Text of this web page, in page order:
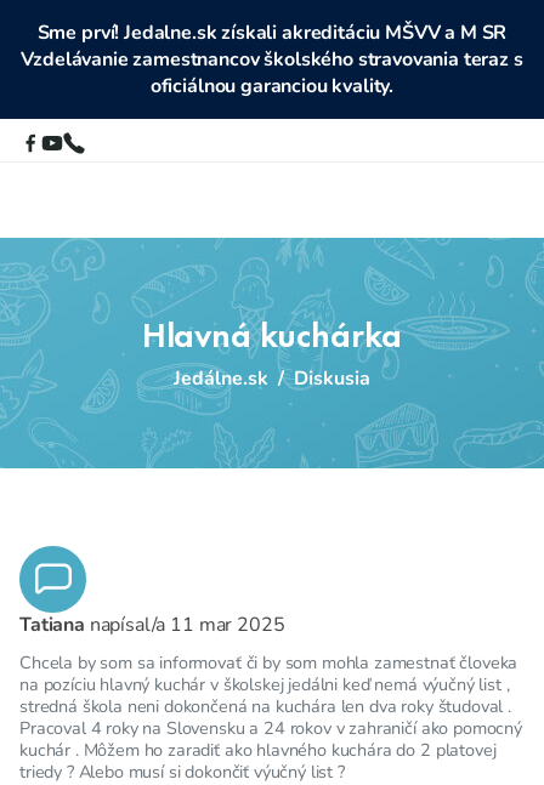
Sme prví! Jedalne.sk získali akreditáciu MŠVV a M SR
Vzdelávanie zamestnancov školského stravovania teraz s
oficiálnou garanciou kvality.
Hlavná kuchárka
Jedálne.sk / Diskusia
Tatiana napísal/a 11 mar 2025
Chcela by som sa informovať či by som mohla zamestnať človeka
na pozíciu hlavný kuchár v školskej jedálni keď nemá výučný list ,
stredná škola neni dokončená na kuchára len dva roky študoval .
Pracoval 4 roky na Slovensku a 24 rokov v zahraničí ako pomocný
kuchár . Môžem ho zaradiť ako hlavného kuchára do 2 platovej
triedy ? Alebo musí si dokončiť výučný list ?